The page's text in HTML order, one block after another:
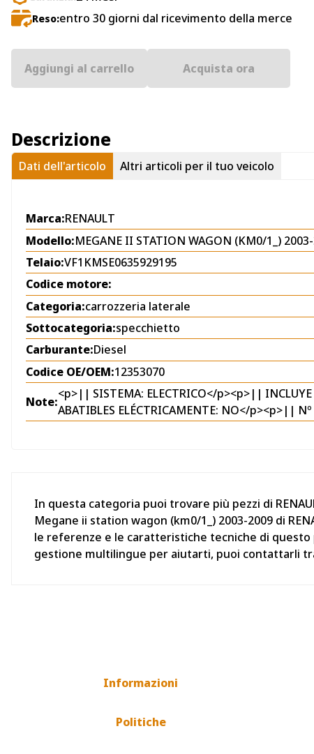
Reso:entro 30 giorni dal ricevimento della merce
Aggiungi al carrello Acquista ora
Descrizione
Dati dell'articolo Altri articoli per il tuo veicolo
Marca:RENAULT
Modello:MEGANE II STATION WAGON (KM0/1_)
Telaio:VF1KMSE0635929195
Codice motore:
Categoria:carrozzeria laterale
Sottocategoria:specchietto
Carburante:Diesel
Codice OE/OEM:12353070
Note:
<p>|| SISTEMA: ELECTRICO</p><p>||
ABATIBLES ELÉCTRICAMENTE: NO</p><p>||
In questa categoria puoi trovare più pezzi di
Megane ii station wagon (km0/1_) 2003-2009 di
le referenze e le caratteristiche tecniche di questo
gestione multilingue per aiutarti, puoi contattarli
Informazioni
Politiche